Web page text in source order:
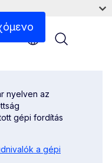
nyelven az
gépi fordítás
a gépi